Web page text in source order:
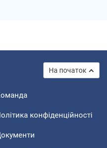
На початок
конфіденційності